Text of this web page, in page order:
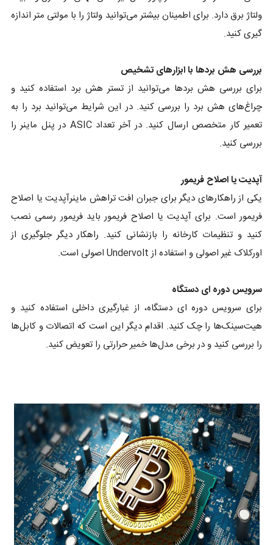
ولتاژ برق دارد. برای اطمینان بیشتر می‌توانید ولتاژ را با مولتی متر اندازه
گیری کنید.
بررسی هش بردها با ابزارهای تشخیص
برای بررسی هش بردها می‌توانید از تستر هش برد استفاده کنید و
چراغ‌های هش برد را بررسی کنید. در این شرایط می‌توانید برد را به
تعمیر کار متخصص ارسال کنید. در آخر تعداد ASIC در پنل ماینر را
بررسی کنید.
آپدیت یا اصلاح فریمور
یکی از راهکارهای دیگر برای جبران افت تراهش ماینرآپدیت یا اصلاح
فریمور است. برای آپدیت یا اصلاح فریمور باید فریمور رسمی نصب
کنید و تنظیمات کارخانه را بازنشانی کنید. راهکار دیگر جلوگیری از
اورکلاک غیر اصولی و استفاده از Undervolt اصولی است.
سرویس دوره ای دستگاه
برای سرویس دوره ای دستگاه، از غبارگیری داخلی استفاده کنید و
هیت‌سینک‌ها را چک کنید. اقدام دیگر این است که اتصالات و کابل‌ها
را بررسی کنید و در برخی مدل‌ها خمیر حرارتی را تعویض کنید.